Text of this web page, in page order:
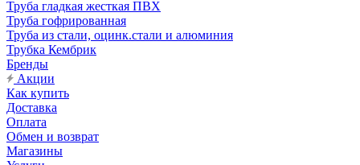
Труба гладкая жесткая ПВХ
Труба гофрированная
Труба из стали, оцинк.стали и алюминия
Трубка Кембрик
Бренды
Акции
Как купить
Доставка
Оплата
Обмен и возврат
Магазины